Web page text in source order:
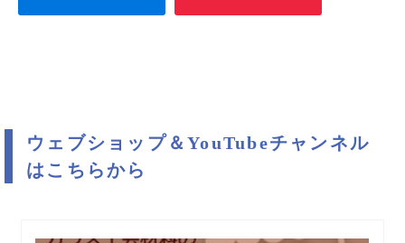
ウェブショップ＆YouTubeチャンネル
はこちらから